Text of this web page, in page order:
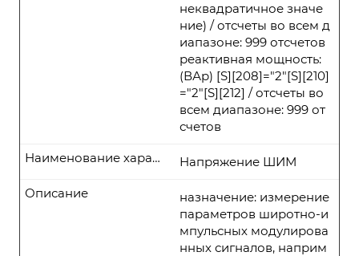
неквадратичное значе
ние) / отсчеты во всем д
иапазоне: 999 отсчетов
реактивная мощность:
(ВАр) [S][208]="2"[S][210]
="2"[S][212] / отсчеты во
всем диапазоне: 999 от
счетов
Напряжение ШИМ
Наименование характеристики
назначение: измерение
параметров широтно-и
мпульсных модулирова
нных сигналов, наприм
Описание